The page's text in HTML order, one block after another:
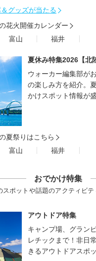
グッズが当たる
花火開催カレンダー
富山 福井
夏休み特集2026【北
ウォーカー編集部が
の楽しみ方を紹介。
かけスポット情報が
夏祭りはこちら
富山 福井
おでかけ特集
スポットや話題のアクティビ
アウトドア特集
キャンプ場、グラン
レチックまで！非日
きるアウトドアスポ